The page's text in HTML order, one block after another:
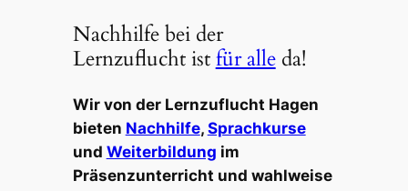
Nachhilfe bei der
Lernzuflucht istfür alleda!
Wir von der Lernzuflucht Hagen
bieten Nachhilfe, Sprachkurse
und Weiterbildung im
Präsenzunterricht und wahlweise